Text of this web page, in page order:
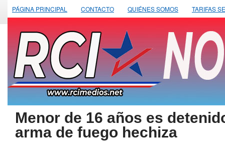
PÁGINA PRINCIPAL CONTACTO QUIÉNES SOMOS TARIFAS
Menor de 16 años es
arma de fuego hechiza